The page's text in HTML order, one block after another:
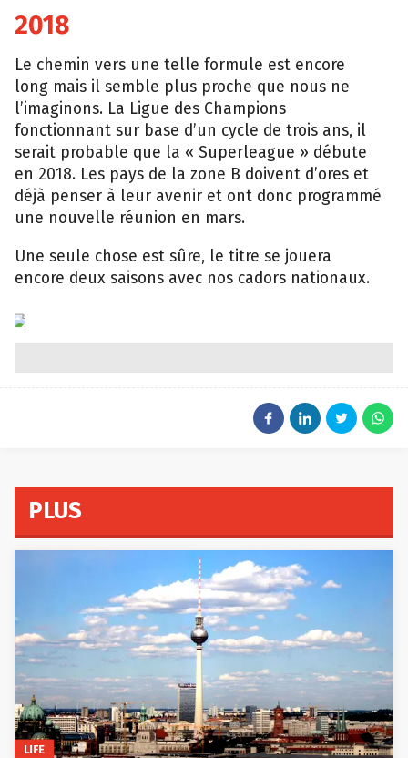
2018
Le chemin vers une telle formule est encore
long mais il semble plus proche que nous ne
l’imaginons. La Ligue des Champions
fonctionnant sur base d’un cycle de trois ans, il
serait probable que la « Superleague » débute
en 2018. Les pays de la zone B doivent d’ores et
déjà penser à leur avenir et ont donc programmé
une nouvelle réunion en mars.
Une seule chose est sûre, le titre se jouera
encore deux saisons avec nos cadors nationaux.
Images
PLUS
LIFE